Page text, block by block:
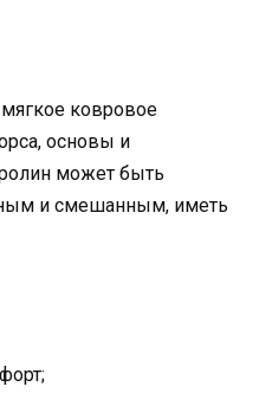
ковровое
основы и
может быть
и смешанным, иметь